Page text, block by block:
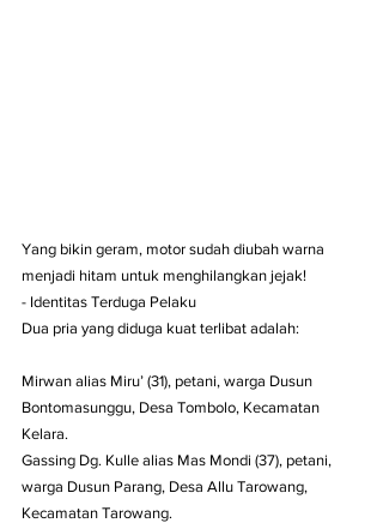
Yang bikin geram, motor sudah diubah warna
menjadi hitam untuk menghilangkan jejak!
- Identitas Terduga Pelaku
Dua pria yang diduga kuat terlibat adalah:
Mirwan alias Miru’ (31), petani, warga Dusun
Bontomasunggu, Desa Tombolo, Kecamatan
Kelara.
Gassing Dg. Kulle alias Mas Mondi (37), petani,
warga Dusun Parang, Desa Allu Tarowang,
Kecamatan Tarowang.